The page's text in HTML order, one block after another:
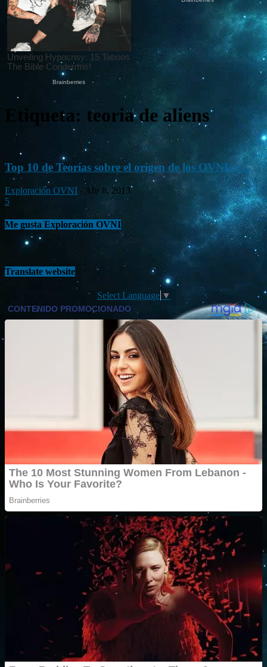
Etiqueta: teoria de aliens
Top 10 de Teorías sobre el origen de los OVNIs y...
Exploración OVNI - Abr 8, 2013
5
Me gusta Exploración OVNI
Translate website
Select Language ▼